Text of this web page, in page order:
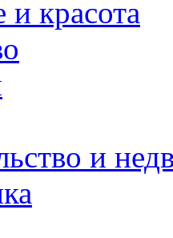
и красота
и